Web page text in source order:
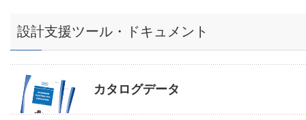
設計支援ツール・ドキュメント
カタログデータ